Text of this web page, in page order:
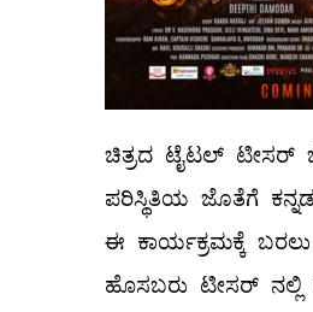
ಚಿತ್ರದ ಟೈಟಲ್ ಟೀಸರ್
ಪರಿಸ್ಥಿತಿಯ ಜೊತೆಗೆ
ಈ ಕಾರ್ಯಕ್ರಮಕ್ಕೆ
ಹೊಸಬರು ಟೀಸರ್ ನಲ್ಲಿ